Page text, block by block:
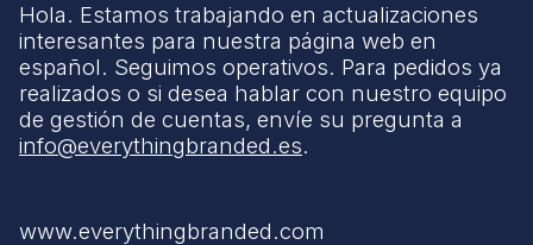
Hola. Estamos trabajando en actualizaciones
interesantes para nuestra página web en
español. Seguimos operativos. Para pedidos ya
realizados o si desea hablar con nuestro equipo
de gestión de cuentas, envíe su pregunta a
info@everythingbranded.es.
www.everythingbranded.com